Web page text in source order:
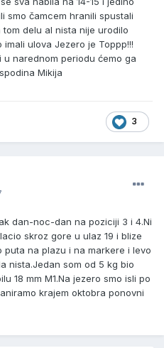
smo čamcem hranili spustali
delu al nista nije urodilo
ulova Jezero je Toppp!!!
narednom periodu ćemo ga
Mikija
3
dan-noc-dan na poziciji 3 i 4.Ni
skroz gore u ulaz 19 i blize
puta na plazu i na markere i levo
nista.Jedan som od 5 kg bio
18 mm M1.Na jezero smo isli po
krajem oktobra ponovni